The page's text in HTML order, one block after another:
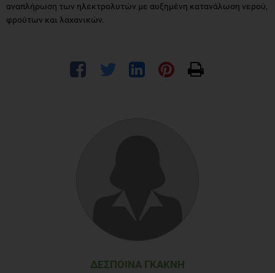
αναπλήρωση των ηλεκτρολυτών με αυξημένη κατανάλωση νερού,
φρούτων και λαχανικών.
ΔΈΣΠΟΙΝΑ ΓΚΑΚΝΉ